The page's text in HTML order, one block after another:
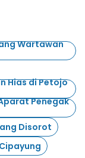
Wartawan
Hias di Petojo
Penegak
Disorot